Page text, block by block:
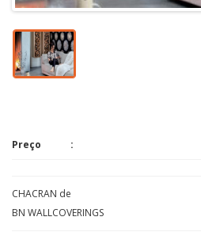
Preço
CHACRAN de
BN WALLCOVERINGS